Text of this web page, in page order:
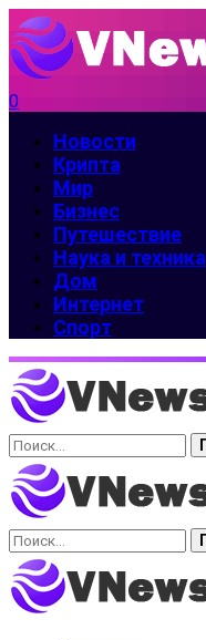
0
Новости
Крипта
Мир
Бизнес
Путешествие
Наука и техника
Дом
Интернет
Спорт
Найти:
Найти: